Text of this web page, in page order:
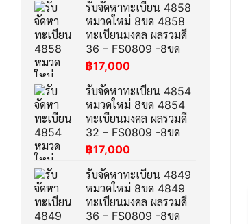
รับจัดหาทะเบียน 4858
หมวดใหม่ 8ขด 4858
ทะเบียนมงคล ผลรวมดี
36 – FS0809 -8ขด
฿17,000
รับจัดหาทะเบียน 4854
หมวดใหม่ 8ขด 4854
ทะเบียนมงคล ผลรวมดี
32 – FS0809 -8ขด
฿17,000
รับจัดหาทะเบียน 4849
หมวดใหม่ 8ขด 4849
ทะเบียนมงคล ผลรวมดี
36 – FS0809 -8ขด